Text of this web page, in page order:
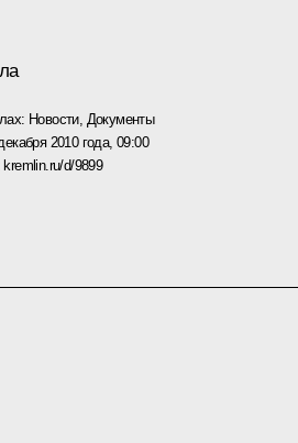
Новости, Документы
2010 года, 09:00
kremlin.ru/d/9899